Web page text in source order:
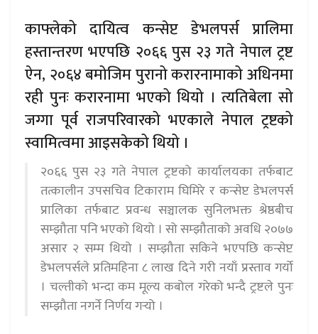
काफ्लेको दायित्व कन्सेप्ट डेभलपर्स प्रालिमा
हस्तान्तरण भएपछि २०६६ पुस २३ गते नेपाल ट्रष्ट
ऐन, २०६४ बमोजिम पुरानो करारनामाको अधिनमा
रही पुनः करारनामा भएको थियो । त्यतिबेला सो
जग्गा पूर्व राजपरिवारको भएकाले नेपाल ट्रष्टको
स्वामित्वमा आइसकेको थियो ।
२०६६ पुस २३ गते नेपाल ट्रष्टको कार्यालयका तर्फबाट
तत्कालीन उपसचिव टिकाराम घिमिरे र कन्सेप्ट डेभलपर्स
प्रालिका तर्फबाट प्रवन्ध सञ्चालक सुनिलभक्त श्रेष्ठबीच
सम्झौता पनि भएको थियो । सो सम्झौताको अवधि २०७७
असार २ सम्म थियो । सम्झौता सकिने भएपछि कन्सेप्ट
डेभलपर्सले प्रतिमहिना ८ लाख दिने गरी नयाँ प्रस्ताव गर्यो
। चल्तीको भन्दा कम मूल्य कबोल गरेको भन्दै ट्रष्टले पुनः
सम्झौता नगर्ने निर्णय गर्‍यो ।